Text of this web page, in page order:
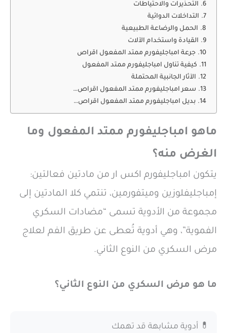
التحذيرات والاحتياطات
التداخلات الدوائية
الحمل والرضاعة الطبيعية
القيادة واستخدام الآلات
جرعة امباجليفورم ممتد المفعول اقراص
كيفية تناول امباجليفورم ممتد المفعول
الآثار الجانبية المحتملة
سعر امباجليفورم ممتد المفعول اقراص…
بديل امباجليفورم ممتد المفعول اقراص…
ماهو امباجليفورم ممتد المفعول وما
الغرض منه؟
يتكون امباجليفورم اكس ار من مادتين فعالتين:
إمباجليفلوزين وميتفورمين، تنتمي كلا المادتين إلى
مجموعة من الأدوية تسمى “مضادات السكري
الفموية”، وهي أدوية تُعطى عن طريق الفم لعلاج
مرض السكري من النوع الثاني.
ما هو مرض السكري من النوع الثاني؟
💊 أدوية مشابهة قد تهمك